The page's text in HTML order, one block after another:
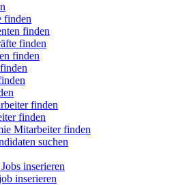
finden
finden
finden
finden
finden
finden
Mitarbeiter finden
suchen
inserieren
inserieren